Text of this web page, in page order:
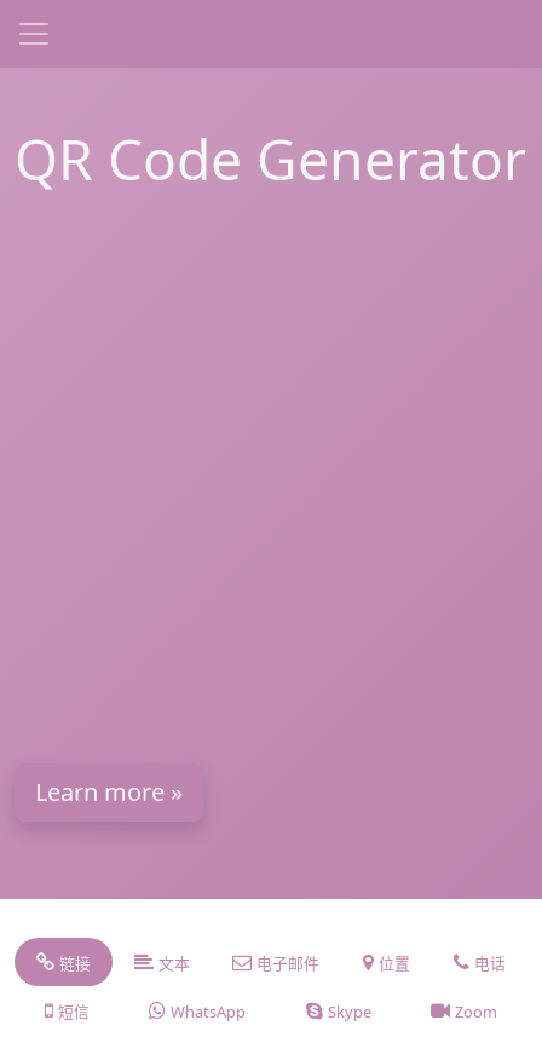
QR Code Generator
Learn more »
链接 文本 电子邮件 位置 电话
短信 WhatsApp Skype Zoom